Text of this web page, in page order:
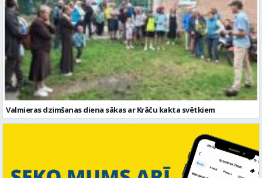
Valmieras dzimšanas diena sākas ar Krāču kakta svētkiem